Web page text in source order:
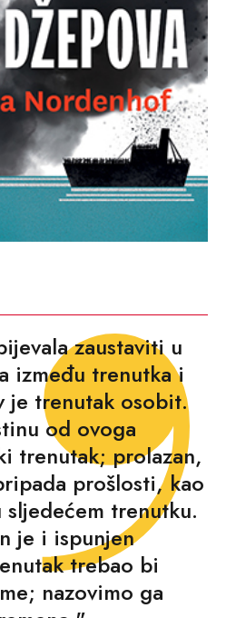
zaustaviti u
između trenutka i
je trenutak osobit.
od ovoga
trenutak; prolazan,
prošlosti, kao
trenutku.
je i ispunjen
trebao bi
nazovimo ga